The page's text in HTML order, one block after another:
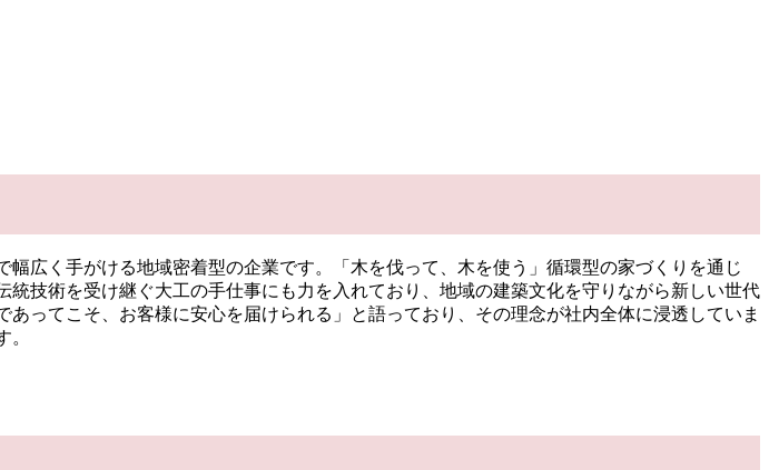
広く手がける地域密着型の企業です。「木を伐って、木を使う」循環型の家づくりを通じ
技術を受け継ぐ大工の手仕事にも力を入れており、地域の建築文化を守りながら新しい世代
ってこそ、お客様に安心を届けられる」と語っており、その理念が社内全体に浸透していま